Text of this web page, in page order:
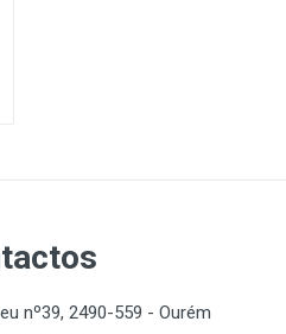
nº39, 2490-559 - Ourém